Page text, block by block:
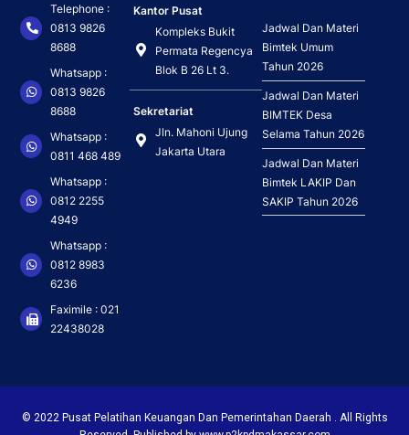
Telephone :
0813 9826
8688
Whatsapp :
0813 9826
8688
Whatsapp :
0811 468 489
Whatsapp :
0812 2255
4949
Whatsapp :
0812 8983
6236
Faximile : 021
22438028
Kantor Pusat
Kompleks Bukit
Permata Regencya
Blok B 26 Lt 3.
Sekretariat
Jln. Mahoni Ujung
Jakarta Utara
Jadwal Dan Materi
Bimtek Umum
Tahun 2026
Jadwal Dan Materi
BIMTEK Desa
Selama Tahun 2026
Jadwal Dan Materi
Bimtek LAKIP Dan
SAKIP Tahun 2026
© 2022 Pusat Pelatihan Keuangan Dan Pemerintahan Daerah . All Rights